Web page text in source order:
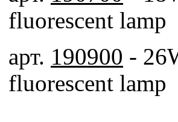
fluorescent lamp
арт. 190900 -
fluorescent lamp